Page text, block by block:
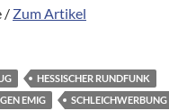
/ Zum Artikel
HESSISCHER RUNDFUNK
EMIG
SCHLEICHWERBUNG